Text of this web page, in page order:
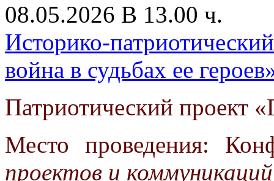
08.05.2026 В 13.00 ч.
Историко-
война в судьбах ее
Патриотический проект
Место проведения:
проектов и коммуникаций